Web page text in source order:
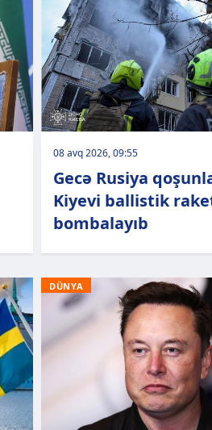
08 avq 2026, 09:55
Gecə Rusiya
Kiyevi ballistik
bombalayıb
DÜNYA